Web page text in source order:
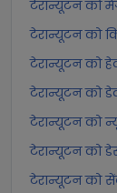
टेरान्यूटन को
टेरान्यूटन को
टेरान्यूटन को
टेरान्यूटन को
टेरान्यूटन को
टेरान्यूटन को
टेरान्यूटन को